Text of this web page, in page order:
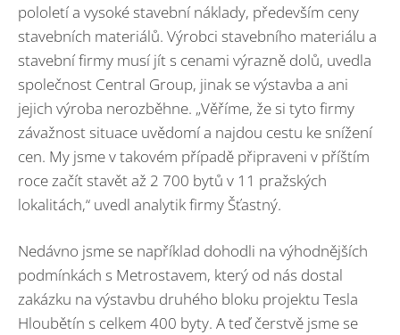
pololetí a vysoké stavební náklady, především ceny
stavebních materiálů. Výrobci stavebního materiálu a
stavební firmy musí jít s cenami výrazně dolů, uvedla
společnost Central Group, jinak se výstavba a ani
jejich výroba nerozběhne. „Věříme, že si tyto firmy
závažnost situace uvědomí a najdou cestu ke snížení
cen. My jsme v takovém případě připraveni v příštím
roce začít stavět až 2 700 bytů v 11 pražských
lokalitách,“ uvedl analytik firmy Šťastný.
Nedávno jsme se například dohodli na výhodnějších
podmínkách s Metrostavem, který od nás dostal
zakázku na výstavbu druhého bloku projektu Tesla
Hloubětín s celkem 400 byty. A teď čerstvě jsme se